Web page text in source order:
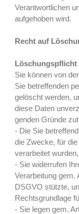
Verantwortlichen
aufgehoben wird.
Recht auf
Löschungspflicht
Sie können von
Sie betreffenden
gelöscht werden,
diese Daten
genden Gründe
- Die Sie
die Zwecke, für
verarbeitet
- Sie widerrufen
Verarbeitung gem.
DSGVO stützte,
Rechtsgrundlage
- Sie legen gem.